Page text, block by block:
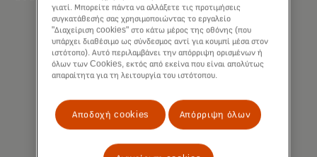
γιατί. Μπορείτε πάντα να αλλάξετε τις προτιμήσεις
συγκατάθεσής σας χρησιμοποιώντας το εργαλείο
"Διαχείριση cookies" στο κάτω μέρος της οθόνης (που
υπάρχει διαθέσιμο ως σύνδεσμος αντί για κουμπί μέσα στον
ιστότοπο). Αυτό περιλαμβάνει την απόρριψη ορισμένων ή
όλων των Cookies, εκτός από εκείνα που είναι απολύτως
απαραίτητα για τη λειτουργία του ιστότοπου.
Αποδοχή cookies Απόρριψη όλων